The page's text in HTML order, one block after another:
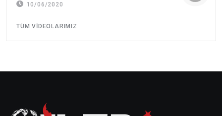
10/06/2020
TÜM VIDEOLARIMIZ